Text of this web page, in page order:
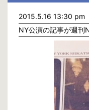
ここまで日本の政治に興味
日本は民主主義国家なのに
問題視される事が大半ですよ
これ、僕はとってもおかし
政治の話をする事がタブー
であり、世界と比べて国民
一つだと思います。
自分が住んでいる国、街と
に直結するものであり、そ
局誰の事も大事に考えられ
恥ずかしながら僕は2007
西と比べて東京の大きさな
2015.5.16 13:30 pm
NY公演の記事が週刊